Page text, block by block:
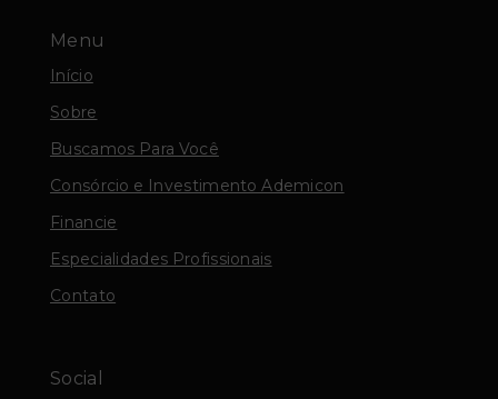
Menu
Início
Sobre
Buscamos Para Você
Consórcio e Investimento Ademicon
Financie
Especialidades Profissionais
Contato
Social